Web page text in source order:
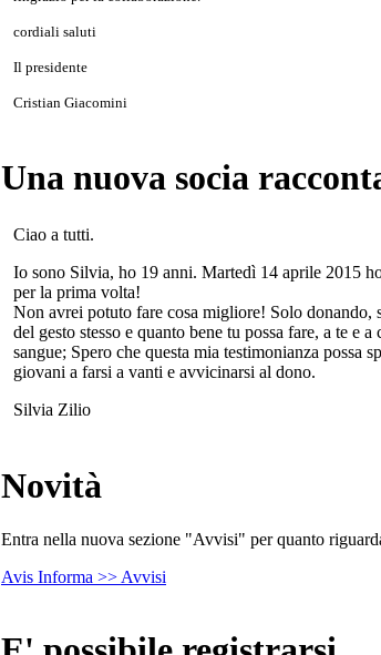
cordiali saluti
Il presidente
Cristian Giacomini
Una nuova socia
Ciao a tutti.
Io sono Silvia, ho 19 anni. Martedì 14 aprile 2015
per la prima volta!
Non avrei potuto fare cosa migliore! Solo donando,
del gesto stesso e quanto bene tu possa fare, a te e a
sangue; Spero che questa mia testimonianza possa
giovani a farsi a vanti e avvicinarsi al dono.
Silvia Zilio
Novità
Entra nella nuova sezione "Avvisi" per quanto
Avis Informa >> Avvisi